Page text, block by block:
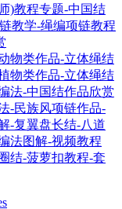
)教程专题-中国结
链教学-绳编项链教程
物类作品-立体绳结
物类作品-立体绳结
法-中国结作品欣赏
-民族风项链作品-
-复翼盘长结-八道
法图解-视频教程
结-菠萝扣教程-套